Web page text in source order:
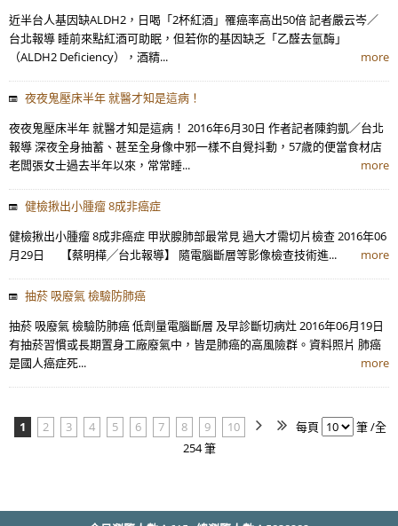
近半台人基因缺ALDH2，日喝「2杯紅酒」罹癌率高出50倍 記者嚴云岑／
台北報導 睡前來點紅酒可助眠，但若你的基因缺乏「乙醛去氫酶」
（ALDH2 Deficiency），酒精...
more
夜夜鬼壓床半年 就醫才知是這病！
夜夜鬼壓床半年 就醫才知是這病！ 2016年6月30日 作者記者陳鈞凱／台北
報導 深夜全身抽蓄、甚至全身像中邪一樣不自覺抖動，57歲的便當食材店
老闆張女士過去半年以來，常常睡...
more
健檢揪出小腫瘤 8成非癌症
健檢揪出小腫瘤 8成非癌症 甲狀腺肺部最常見 過大才需切片檢查 2016年06
月29日 【蔡明樺╱台北報導】 隨電腦斷層等影像檢查技術進...
more
抽菸 吸廢氣 檢驗防肺癌
抽菸 吸廢氣 檢驗防肺癌 低劑量電腦斷層 及早診斷切病灶 2016年06月19日
有抽菸習慣或長期置身工廠廢氣中，皆是肺癌的高風險群。資料照片 肺癌
是國人癌症死...
more
1 2 3 4 5 6 7 8 9 10 每頁
筆 /全
254 筆